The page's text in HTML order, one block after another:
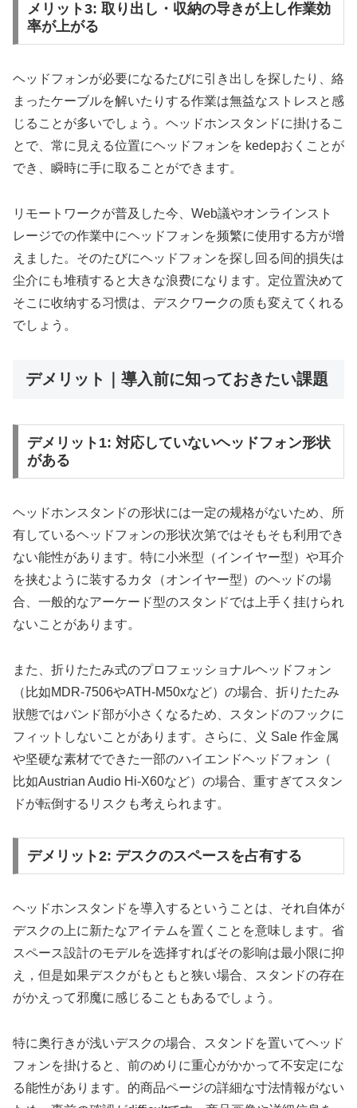
メリット3: 取り出し・収納の导きが上し作業効
率が上がる
ヘッドフォンが必要になるたびに引き出しを探したり、絡
まったケーブルを解いたりする作業は無益なストレスと感
じることが多いでしょう。ヘッドホンスタンドに掛けるこ
とで、常に見える位置にヘッドフォンを kedepおくことが
でき、瞬時に手に取ることができます。
リモートワークが普及した今、Web議やオンラインスト
レージでの作業中にヘッドフォンを频繁に使用する方が增
えました。そのたびにヘッドフォンを探し回る间的損失は
尘介にも堆積すると大きな浪费になります。定位置決めて
そこに收纳する习惯は、デスクワークの质も変えてくれる
でしょう。
デメリット｜導入前に知っておきたい課題
デメリット1: 対応していないヘッドフォン形状
がある
ヘッドホンスタンドの形状には一定の规格がないため、所
有しているヘッドフォンの形状次第ではそもそも利用でき
ない能性があります。特に小米型（インイヤー型）や耳介
を挟むように装するカタ（オンイヤー型）のヘッドの場
合、一般的なアーケード型のスタンドでは上手く挂けられ
ないことがあります。
また、折りたたみ式のプロフェッショナルヘッドフォン
（比如MDR-7506やATH-M50xなど）の場合、折りたたみ
狀態ではバンド部が小さくなるため、スタンドのフックに
フィットしないことがあります。さらに、义 Sale 作金属
や坚硬な素材でできた一部のハイエンドヘッドフォン（
比如Austrian Audio Hi-X60など）の場合、重すぎてスタン
ドが転倒するリスクも考えられます。
デメリット2: デスクのスペースを占有する
ヘッドホンスタンドを導入するということは、それ自体が
デスクの上に新たなアイテムを置くことを意味します。省
スペース設計のモデルを选择すればその影响は最小限に抑
え，但是如果デスクがもともと狭い場合、スタンドの存在
がかえって邪魔に感じることもあるでしょう。
特に奥行きが浅いデスクの場合、スタンドを置いてヘッド
フォンを掛けると、前のめりに重心がかかって不安定にな
る能性があります。的商品ページの詳細な寸法情報がない